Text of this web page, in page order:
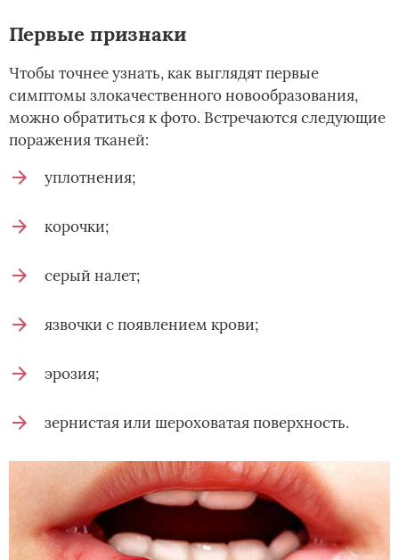
Первые признаки
Чтобы точнее узнать, как выглядят первые
симптомы злокачественного новообразования,
можно обратиться к фото. Встречаются следующие
поражения тканей:
уплотнения;
корочки;
серый налет;
язвочки с появлением крови;
эрозия;
зернистая или шероховатая поверхность.